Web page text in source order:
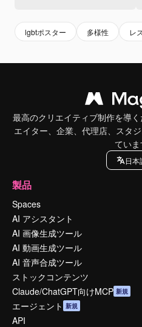
lgbtポスター 多様性 レ
最高のクリエイティブ制作を導
エイター、企業、代理店、スタ
ていま
日本
製品
Spaces
AI アシスタント
AI 画像生成ツール
AI 動画生成ツール
AI 音声合成ツール
ストックコンテンツ
Claude/ChatGPT向けMCP 新規
エージェント 新規
API